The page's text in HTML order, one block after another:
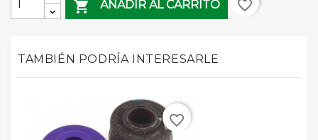
 AÑADIR AL CARRITO favorite_border
TAMBIÉN PODRÍA INTERESARLE
favorite_border